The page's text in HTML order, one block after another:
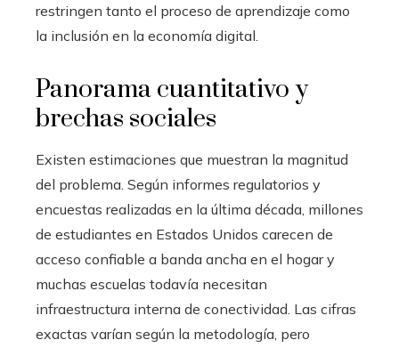
restringen tanto el proceso de aprendizaje como
la inclusión en la economía digital.
Panorama cuantitativo y
brechas sociales
Existen estimaciones que muestran la magnitud
del problema. Según informes regulatorios y
encuestas realizadas en la última década, millones
de estudiantes en Estados Unidos carecen de
acceso confiable a banda ancha en el hogar y
muchas escuelas todavía necesitan
infraestructura interna de conectividad. Las cifras
exactas varían según la metodología, pero